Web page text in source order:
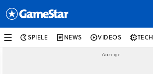
SPIELE NEWS VIDEOS TECH